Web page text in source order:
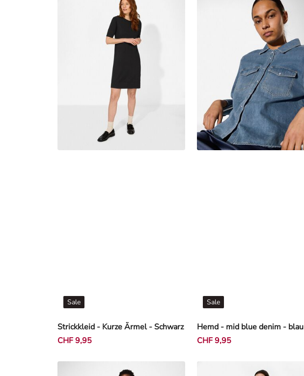
Strickkleid - Kurze Ärmel - Schwarz
Sale
CHF 9,95
Hemd - mid blue denim - blau
Sale
CHF 9,95